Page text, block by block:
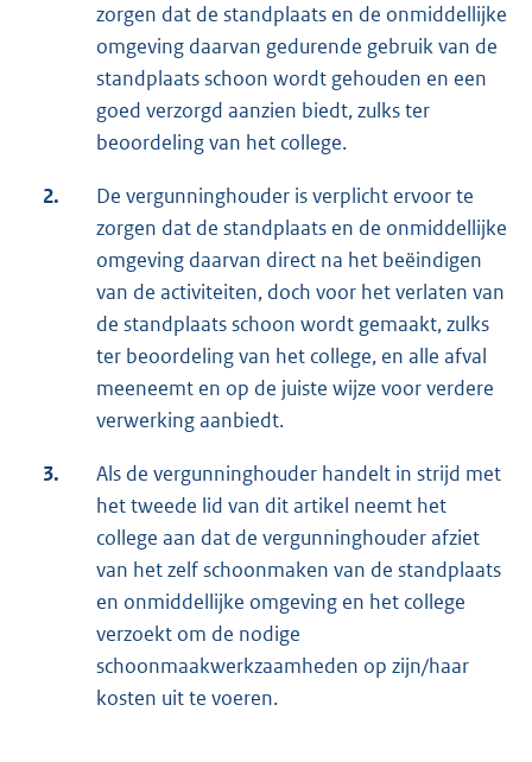
zorgen dat de standplaats en de onmiddellijke
omgeving daarvan gedurende gebruik van de
standplaats schoon wordt gehouden en een
goed verzorgd aanzien biedt, zulks ter
beoordeling van het college.
2.
De vergunninghouder is verplicht ervoor te
zorgen dat de standplaats en de onmiddellijke
omgeving daarvan direct na het beëindigen
van de activiteiten, doch voor het verlaten van
de standplaats schoon wordt gemaakt, zulks
ter beoordeling van het college, en alle afval
meeneemt en op de juiste wijze voor verdere
verwerking aanbiedt.
3.
Als de vergunninghouder handelt in strijd met
het tweede lid van dit artikel neemt het
college aan dat de vergunninghouder afziet
van het zelf schoonmaken van de standplaats
en onmiddellijke omgeving en het college
verzoekt om de nodige
schoonmaakwerkzaamheden op zijn/haar
kosten uit te voeren.